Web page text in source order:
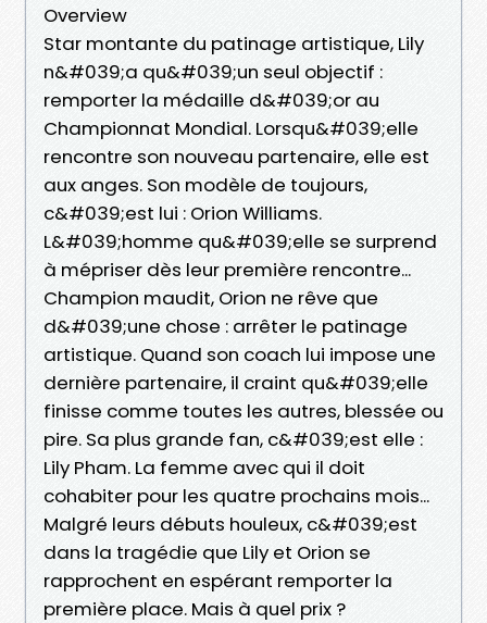
Overview
Star montante du patinage artistique, Lily
n&#039;a qu&#039;un seul objectif :
remporter la médaille d&#039;or au
Championnat Mondial. Lorsqu&#039;elle
rencontre son nouveau partenaire, elle est
aux anges. Son modèle de toujours,
c&#039;est lui : Orion Williams.
L&#039;homme qu&#039;elle se surprend
à mépriser dès leur première rencontre...
Champion maudit, Orion ne rêve que
d&#039;une chose : arrêter le patinage
artistique. Quand son coach lui impose une
dernière partenaire, il craint qu&#039;elle
finisse comme toutes les autres, blessée ou
pire. Sa plus grande fan, c&#039;est elle :
Lily Pham. La femme avec qui il doit
cohabiter pour les quatre prochains mois...
Malgré leurs débuts houleux, c&#039;est
dans la tragédie que Lily et Orion se
rapprochent en espérant remporter la
première place. Mais à quel prix ?